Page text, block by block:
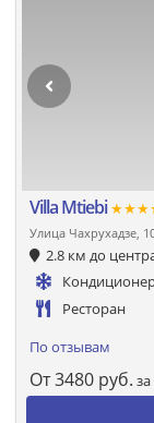
Villa Mtiebi
Улица Чахрухадзе,
2.8 км до
Ресторан
По отзывам
От3480 руб.